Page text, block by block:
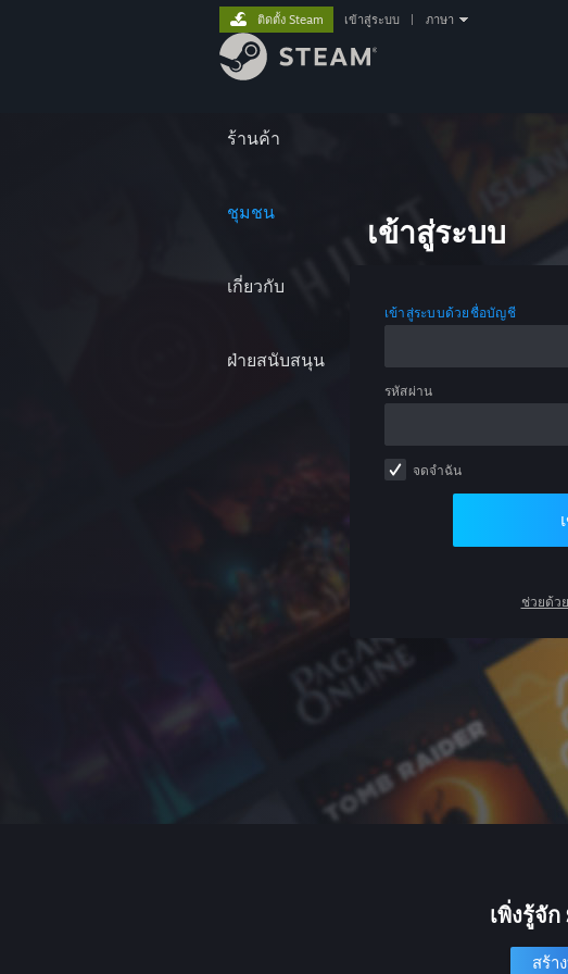
ร้านค้า
ชุมชน
เกี่ยวกับ
ฝ่ายสนับสนุน
ติดตั้ง Steam เข้าสู่ระบบ ภาษา
เข้าสู่ระบบ
เข้าสู่ระบบด้วยชื่อบัญชี
รหัสผ่าน
จดจำฉัน
ช่วยด้ว
เพิ่งรู้จั
สร้า